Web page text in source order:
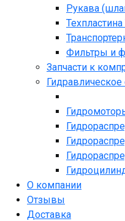
Рукава
Фильтры и
Запчасти к
О компании
Отзывы
Доставка